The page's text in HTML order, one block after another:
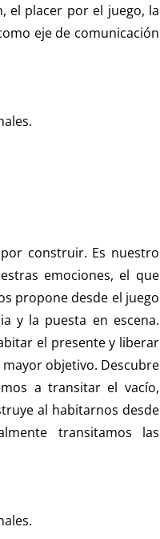
el placer por el juego, la
eje de comunicación
construir. Es nuestro
emociones, el que
propone desde el juego
y la puesta en escena.
el presente y liberar
objetivo. Descubre
a transitar el vacío,
al habitarnos desde
transitamos las